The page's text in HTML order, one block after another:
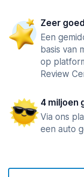
Zeer
Een
basis van
op
Review
4 miljoen
Via ons
een auto